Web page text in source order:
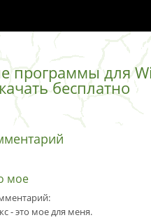
содержанию
программы для
бесплатно
мое
- это мое для меня.